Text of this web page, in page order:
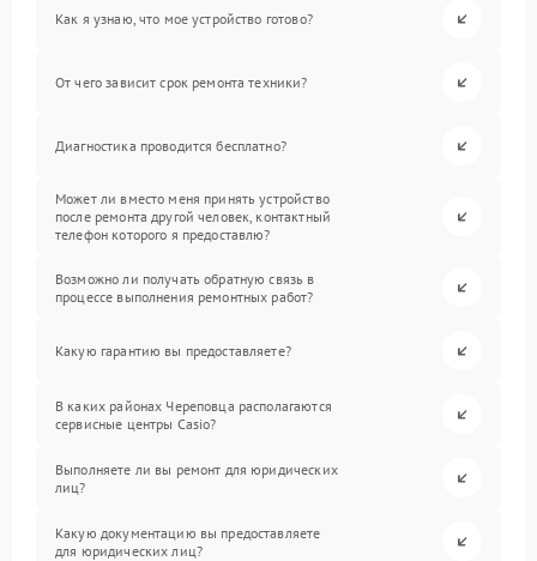
Как я узнаю, что мое устройство готово?
От чего зависит срок ремонта техники?
Диагностика проводится бесплатно?
Может ли вместо меня принять устройство
после ремонта другой человек, контактный
телефон которого я предоставлю?
Возможно ли получать обратную связь в
процессе выполнения ремонтных работ?
Какую гарантию вы предоставляете?
В каких районах Череповца располагаются
сервисные центры Casio?
Выполняете ли вы ремонт для юридических
лиц?
Какую документацию вы предоставляете
для юридических лиц?